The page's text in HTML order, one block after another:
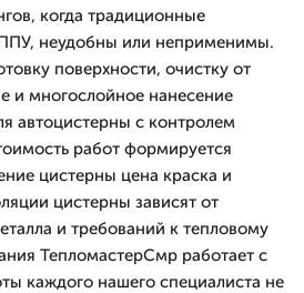
когда традиционные
неудобны или неприменимы.
поверхности, очистку от
и многослойное нанесение
автоцистерны с контролем
работ формируется
цистерны цена краска и
цистерны зависят от
и требований к тепловому
ТепломастерСмр работает с
каждого нашего специалиста не